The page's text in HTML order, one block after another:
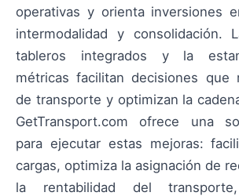
operativas y orienta inversiones
intermodalidad y consolidación.
tableros integrados y la
métricas facilitan decisiones que
de transporte y optimizan la
GetTransport.com ofrece una
para ejecutar estas mejoras:
cargas, optimiza la asignación de
la rentabilidad del transporte,